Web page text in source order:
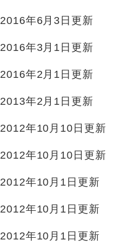
2016年6月3日更新
2016年3月1日更新
2016年2月1日更新
2013年2月1日更新
2012年10月10日更新
2012年10月10日更新
2012年10月1日更新
2012年10月1日更新
2012年10月1日更新